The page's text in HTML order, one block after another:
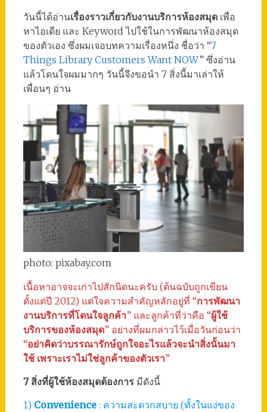
วันนี้ได้อ่านเรื่องราวเกี่ยวกับงานบริการห้องสมุดเพื่อ
หาไอเดีย และ Keyword ไปใช้ในการพัฒนาห้องสมุด
ของตัวเอง ซึ่งผมเจอบทความเรื่องหนึ่ง ชื่อว่า “7
Things Library Customers Want NOW” ซึ่งอ่าน
แล้วโดนใจผมมากๆ วันนี้จึงขอนำ 7 สิ่งนี้มาเล่าให้
เพื่อนๆ อ่าน
photo: pixabay.com
เนื้อหาอาจจะเก่าไปสักนิดนะครับ (ต้นฉบับถูกเขียน
ตั้งแต่ปี 2012) แต่ใจความสำคัญหลักอยู่ที่ “การพัฒนา
งานบริการที่โดนใจลูกค้า” และลูกค้าที่ว่าคือ “ผู้ใช้
บริการของห้องสมุด” อย่างที่ผมกล่าวไว้เมื่อวันก่อนว่า
“อย่าคิดว่าบรรณารักษ์ถูกใจอะไรแล้วจะนำสิ่งนั้นมา
ใช้ เพราะเราไม่ใช่ลูกค้าของตัวเรา”
7 สิ่งที่ผู้ใช้ห้องสมุดต้องการมีดังนี้
1) Convenience: ความสะดวกสบาย (ทั้งในแง่ของ